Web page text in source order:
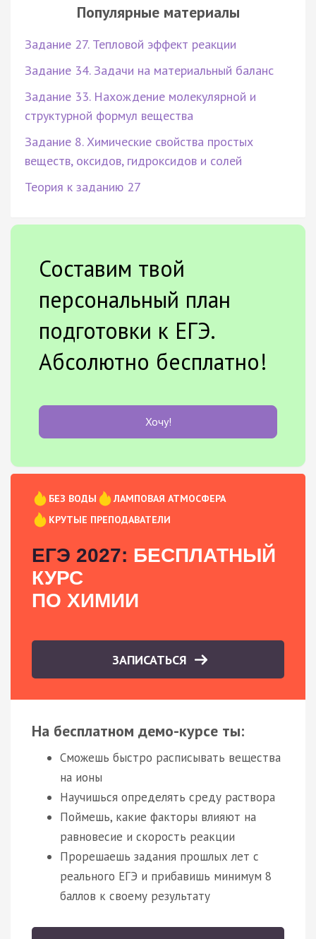
Популярные материалы
Задание 27. Тепловой эффект реакции
Задание 34. Задачи на материальный баланс
Задание 33. Нахождение молекулярной и
структурной формул вещества
Задание 8. Химические свойства простых
веществ, оксидов, гидроксидов и солей
Теория к заданию 27
Составим твой
персональный план
подготовки к ЕГЭ.
Абсолютно бесплатно!
Хочу!
БЕЗ ВОДЫ
ЛАМПОВАЯ АТМОСФЕРА
КРУТЫЕ ПРЕПОДАВАТЕЛИ
ЕГЭ 2027: БЕСПЛАТНЫЙ
КУРС
ПО ХИМИИ
ЗАПИСАТЬСЯ
На бесплатном демо-курсе ты:
Сможешь быстро расписывать вещества
на ионы
Научишься определять среду раствора
Поймешь, какие факторы влияют на
равновесие и скорость реакции
Прорешаешь задания прошлых лет с
реального ЕГЭ и прибавишь минимум 8
баллов к своему результату